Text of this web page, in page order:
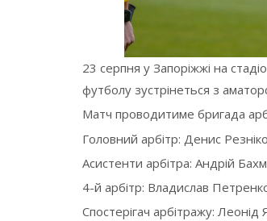
23 серпня у Запоріжжі на
футболу зустрінеться з
Матч проводитиме бригада
Головний арбітр: Денис
Асистенти арбітра: Андрій
4-й арбітр: Владислав
Спостерігач арбітражу: